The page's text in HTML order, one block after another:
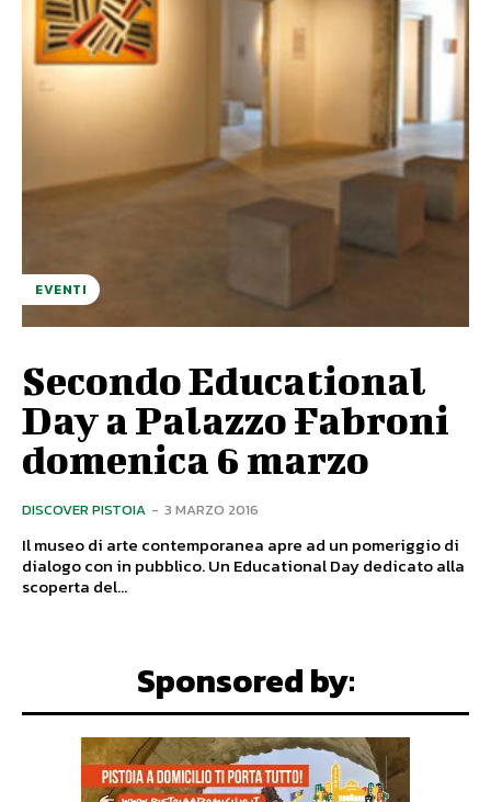
EVENTI
Secondo Educational
Day a Palazzo Fabroni
domenica 6 marzo
DISCOVER PISTOIA - 3 MARZO 2016
Il museo di arte contemporanea apre ad un pomeriggio di
dialogo con in pubblico. Un Educational Day dedicato alla
scoperta del...
Sponsored by: